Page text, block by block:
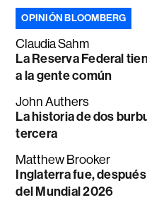
OPINIÓN BLOOMBERG
Claudia Sahm
La Reserva Federal
a la gente común
John Authers
La historia de dos
tercera
Matthew Brooker
Inglaterra fue,
del Mundial 2026